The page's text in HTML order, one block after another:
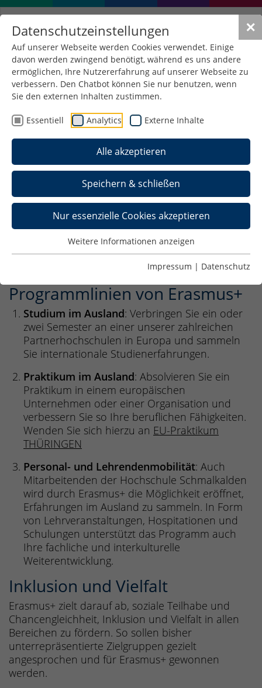
✕
Datenschutzeinstellungen
Auf unserer Webseite werden Cookies verwendet. Einige
davon werden zwingend benötigt, während es uns andere
ermöglichen, Ihre Nutzererfahrung auf unserer Webseite zu
verbessern. Den Chatbot können Sie nur benutzen, wenn
Sie den externen Inhalten zustimmen.
Essentiell Analytics Externe Inhalte
Alle akzeptieren
Speichern & schließen
Nur essenzielle Cookies akzeptieren
Weitere Informationen anzeigen
Impressum | Datenschutz
Erasmus+ Programm an
der Hochschule
Schmalkalden
Mitarbeitenden der Hochschule Schmalkalden die
Möglichkeit, durch Studien- oder
Praktikumsaufenthalte in Europa sowie Fort- und
Weiterbildungsprogramme wertvolle internationale
Erfahrungen zu sammeln. Finanziert von der
Europäischen Union, fördert Erasmus+ den
internationalen Austausch und die
Zusammenarbeit in den Bereichen Bildung, Jugend
und Sport und ermöglicht es, akademische und
berufliche Fähigkeiten im Ausland zu erweitern.
Programmlinien von Erasmus+
Studium im Ausland: Verbringen Sie ein oder
zwei Semester an einer unserer zahlreichen
Partnerhochschulen in Europa und sammeln
Sie internationale Studienerfahrungen.
Praktikum im Ausland: Absolvieren Sie ein
Praktikum in einem europäischen
Unternehmen oder einer Organisation und
verbessern Sie so Ihre beruflichen Fähigkeiten.
Wenden Sie sich hierzu an EU-Praktikum
THÜRINGEN
Personal- und Lehrendenmobilität: Auch
Mitarbeitenden der Hochschule Schmalkalden
wird durch Erasmus+ die Möglichkeit eröffnet,
Erfahrungen im Ausland zu sammeln. In Form
von Lehrveranstaltungen, Hospitationen und
Schulungen unterstützt das Programm auch
Ihre fachliche und interkulturelle
Weiterentwicklung.
Inklusion und Vielfalt
Erasmus+ zielt darauf ab, soziale Teilhabe und
Chancengleichheit, Inklusion und Vielfalt in allen
Bereichen zu fördern. So sollen bisher
unterrepräsentierte Zielgruppen gezielt
angesprochen und für Erasmus+ gewonnen
werden.